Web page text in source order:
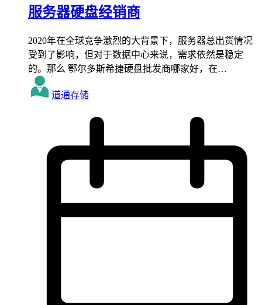
服务器硬盘经销商
2020年在全球竞争激烈的大背景下，服务器总出货情况
受到了影响，但对于数据中心来说，需求依然是稳定
的。那么 鄂尔多斯希捷硬盘批发商哪家好，在…
道通存储